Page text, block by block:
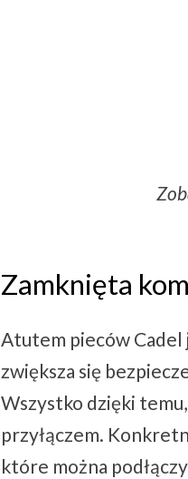
Zamknięta
Atutem pieców Cadel
zwiększa się
Wszystko dzięki
przyłączem.
które można